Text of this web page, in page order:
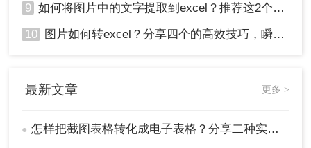
9 如何将图片中的文字提取到excel？推荐这2个方法，一学就会！
10 图片如何转excel？分享四个的高效技巧，瞬间提高办公效！
最新文章 更多 >
● 怎样把截图表格转化成电子表格？分享二种实用的方法！